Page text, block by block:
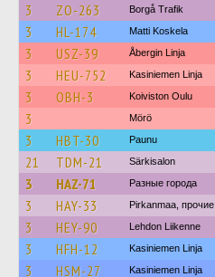
3 ZO-263 Borgå Trafik
3 HL-174 Matti Koskela
3 USZ-39 Åbergin Linja
3 HEU-752 Kasiniemen Linja
3 OBH-3 Koiviston Oulu
3 Mörö
3 HBT-30 Paunu
21 TDM-21 Särkisalon
3 HAZ-71 Разные города
3 HAY-33 Pirkanmaa, прочие
3 HEY-90 Lehdon Liikenne
3 HFH-12 Kasiniemen Linja
3 HSM-27 Kasiniemen Linja